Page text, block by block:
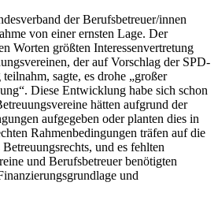
der Berufsbetreuer/innen
von einer ernsten Lage. Der
Worten größten Interessenvertretung
der auf Vorschlag der SPD-
sagte, es drohe „großer
Diese Entwicklung habe sich schon
hätten aufgrund der
aufgegeben oder planten dies in
Rahmenbedingungen träfen auf die
und es fehlten
und Berufsbetreuer benötigten
und